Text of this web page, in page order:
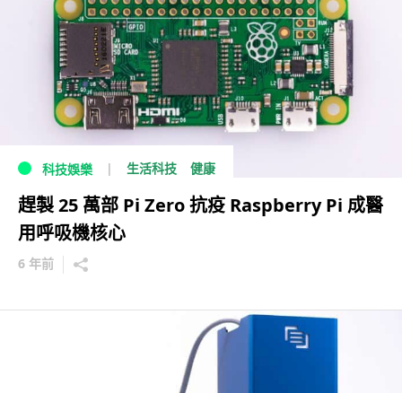
科技娛樂 生活科技 健康
趕製 25 萬部 Pi Zero 抗疫 Raspberry Pi 成醫
用呼吸機核心
6 年前